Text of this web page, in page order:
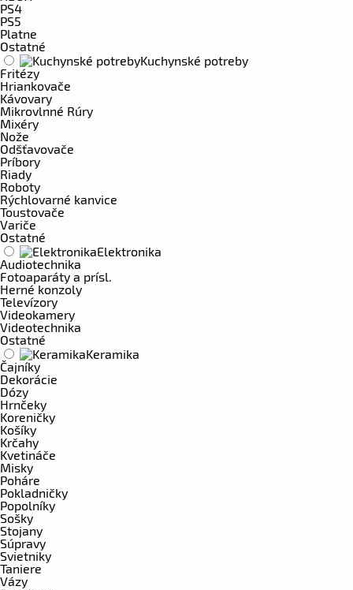
PS4
PS5
Platne
Ostatné
Kuchynské potreby
Fritézy
Hriankovače
Kávovary
Mikrovlnné Rúry
Mixéry
Nože
Odšťavovače
Príbory
Riady
Roboty
Rýchlovarné kanvice
Toustovače
Variče
Ostatné
Elektronika
Audiotechnika
Fotoaparáty a prísl.
Herné konzoly
Televízory
Videokamery
Videotechnika
Ostatné
Keramika
Čajníky
Dekorácie
Dózy
Hrnčeky
Koreničky
Košíky
Krčahy
Kvetináče
Misky
Poháre
Pokladničky
Popolníky
Sošky
Stojany
Súpravy
Svietniky
Taniere
Vázy